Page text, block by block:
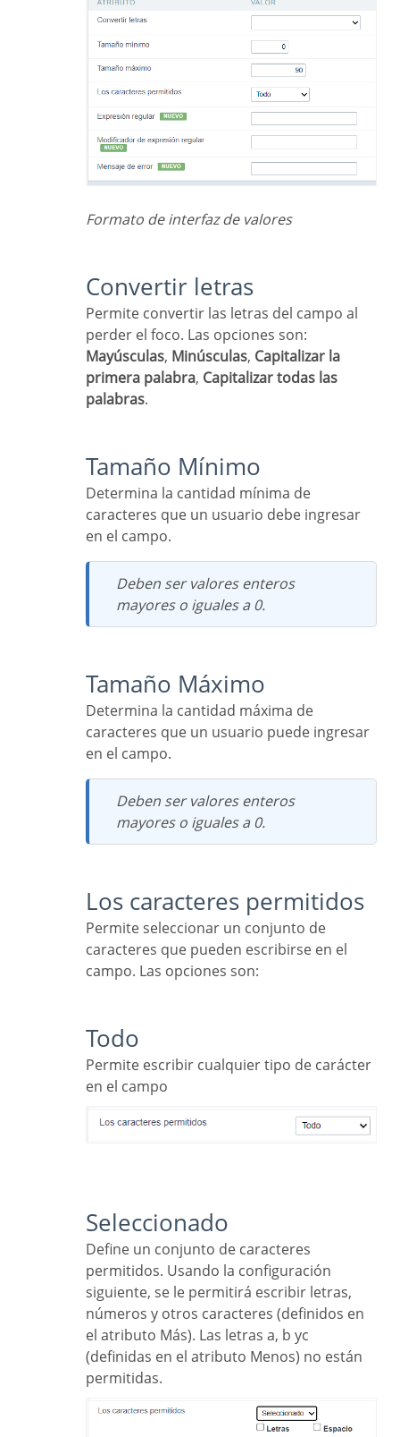
Formato de interfaz de valores
Convertir letras
Permite convertir las letras del campo al
perder el foco. Las opciones son:
Mayúsculas, Minúsculas, Capitalizar la
primera palabra, Capitalizar todas las
palabras.
Tamaño Mínimo
Determina la cantidad mínima de
caracteres que un usuario debe ingresar
en el campo.
Deben ser valores enteros
mayores o iguales a 0.
Tamaño Máximo
Determina la cantidad máxima de
caracteres que un usuario puede ingresar
en el campo.
Deben ser valores enteros
mayores o iguales a 0.
Los caracteres permitidos
Permite seleccionar un conjunto de
caracteres que pueden escribirse en el
campo. Las opciones son:
Todo
Permite escribir cualquier tipo de carácter
en el campo
Seleccionado
Define un conjunto de caracteres
permitidos. Usando la configuración
siguiente, se le permitirá escribir letras,
números y otros caracteres (definidos en
el atributo Más). Las letras a, b yc
(definidas en el atributo Menos) no están
permitidas.